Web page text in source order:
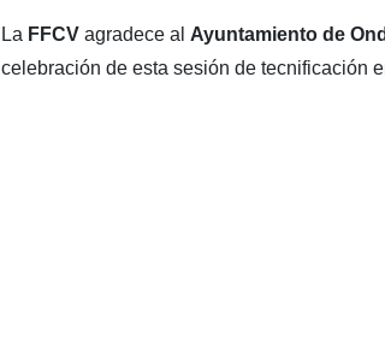
La FFCVagradece al Ayuntamiento de
celebración de esta sesión de tecnificación